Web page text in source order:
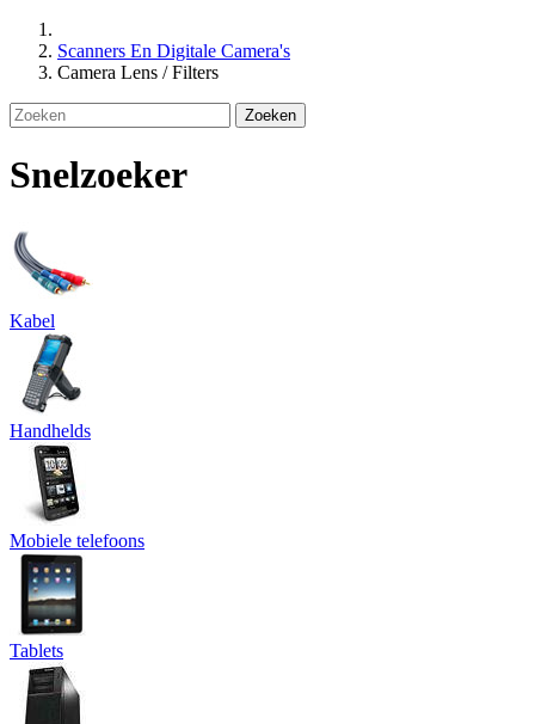
Scanners En Digitale Camera's
Camera Lens / Filters
Zoeken
Snelzoeker
Kabel
Handhelds
Mobiele telefoons
Tablets